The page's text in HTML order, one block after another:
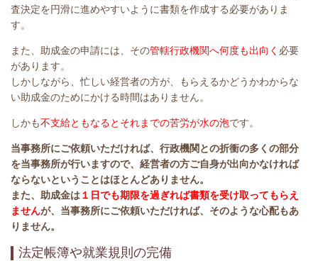
査決定を円滑に進めやすいように書類を作成する必要がありま
す。
また、助成金の申請には、その管轄行政機関へ何度も出向く 必要
があります。
しかしながら、忙しい経営者の方が、もらえるかどうかわからな
い助成金のためにかける時間はありません。
しかも不支給ともなるとそれまでの苦労が水の泡です。
当事務所にご依頼いただければ、行政機関との折衝の多くの部分
を当事務所が行いますので、経営者の方ご自身が出向かなければ
ならないということはほとんどありません。
また、助成金は１日でも期限を過ぎれば書類を受け取ってもらえ
ませんが、当事務所にご依頼いただければ、そのような心配もあ
りません。
法定帳簿や就業規則の完備